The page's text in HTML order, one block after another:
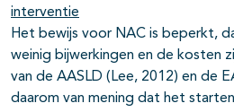
interventie
Het bewijs voor NAC is beperkt,
weinig bijwerkingen en de kosten
van de AASLD (Lee, 2012) en de
daarom van mening dat het